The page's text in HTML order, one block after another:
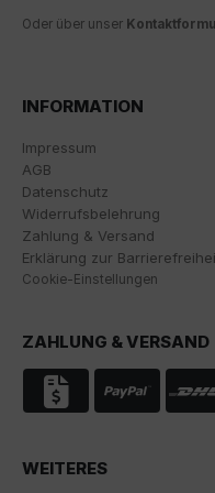
Oder über unser
INFORMATION
Impressum
AGB
Datenschutz
Widerrufsbelehrung
Zahlung & Versand
Erklärung zur
Cookie-Einstellungen
ZAHLUNG & VERSAND
WEITERES
Google LLC
Profilbildung und zur
Cookie akzeptieren,
S. 1 lit. a DSGVO ein,
Google verarbeitet
Europäischen
nach EU-Standards
Es besteht
Rechtsmittel,